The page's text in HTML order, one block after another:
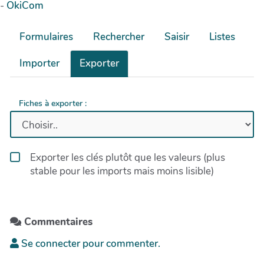
- OkiCom
Formulaires Rechercher Saisir
Listes
Importer
Exporter
Fiches à exporter :
Exporter les clés plutôt que les valeurs (plus
stable pour les imports mais moins lisible)
Commentaires
Se connecter pour commenter.